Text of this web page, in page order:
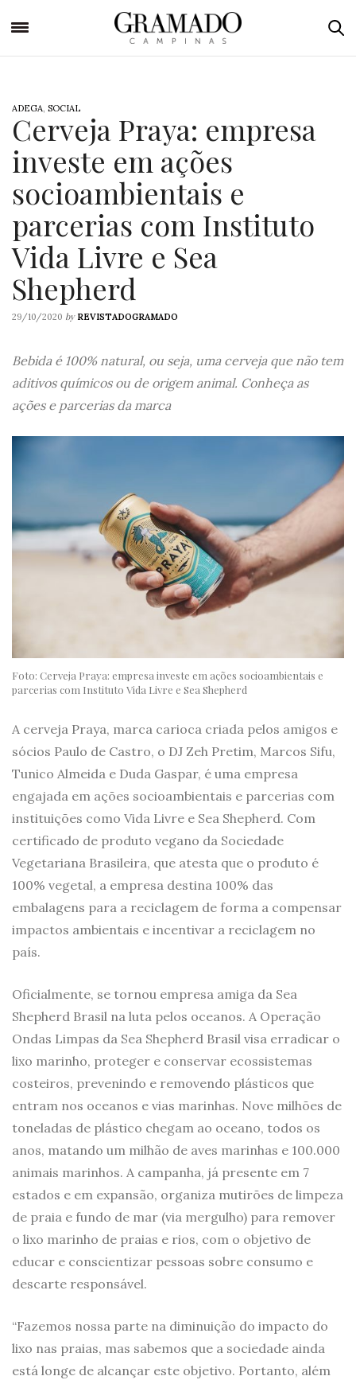
ADEGA, SOCIAL
Cerveja Praya: empresa
investe em ações
socioambientais e
parcerias com Instituto
Vida Livre e Sea
Shepherd
29/10/2020 by REVISTADOGRAMADO
Bebida é 100% natural, ou seja, uma cerveja que não tem
aditivos químicos ou de origem animal. Conheça as
ações e parcerias da marca
Foto: Cerveja Praya: empresa investe em ações socioambientais e
parcerias com Instituto Vida Livre e Sea Shepherd
A cerveja Praya, marca carioca criada pelos amigos e
sócios Paulo de Castro, o DJ Zeh Pretim, Marcos Sifu,
Tunico Almeida e Duda Gaspar, é uma empresa
engajada em ações socioambientais e parcerias com
instituições como Vida Livre e Sea Shepherd. Com
certificado de produto vegano da Sociedade
Vegetariana Brasileira, que atesta que o produto é
100% vegetal, a empresa destina 100% das
embalagens para a reciclagem de forma a compensar
impactos ambientais e incentivar a reciclagem no
país.
Oficialmente, se tornou empresa amiga da Sea
Shepherd Brasil na luta pelos oceanos. A Operação
Ondas Limpas da Sea Shepherd Brasil visa erradicar o
lixo marinho, proteger e conservar ecossistemas
costeiros, prevenindo e removendo plásticos que
entram nos oceanos e vias marinhas. Nove milhões de
toneladas de plástico chegam ao oceano, todos os
anos, matando um milhão de aves marinhas e 100.000
animais marinhos. A campanha, já presente em 7
estados e em expansão, organiza mutirões de limpeza
de praia e fundo de mar (via mergulho) para remover
o lixo marinho de praias e rios, com o objetivo de
educar e conscientizar pessoas sobre consumo e
descarte responsável.
“Fazemos nossa parte na diminuição do impacto do
lixo nas praias, mas sabemos que a sociedade ainda
está longe de alcançar este objetivo. Portanto, além